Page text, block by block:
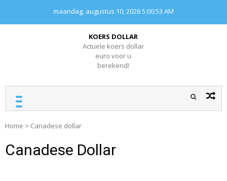
content
maandag, augustus 10, 20265:00:53 AM
KOERS DOLLAR
Actuele koers dollar
euro voor u
berekend!
Home > Canadese dollar
Canadese Dollar